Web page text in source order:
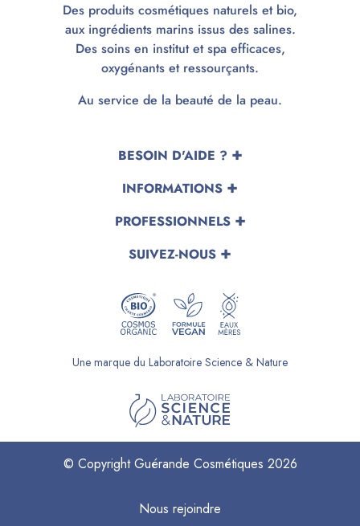
Des produits cosmétiques naturels et bio,
aux ingrédients marins issus des salines.
Des soins en institut et spa efficaces,
oxygénants et ressourçants.
Au service de la beauté de la peau.
BESOIN D'AIDE ?
INFORMATIONS
PROFESSIONNELS
SUIVEZ-NOUS
Une marque du Laboratoire Science & Nature
© Copyright Guérande Cosmétiques 2026
Nous rejoindre